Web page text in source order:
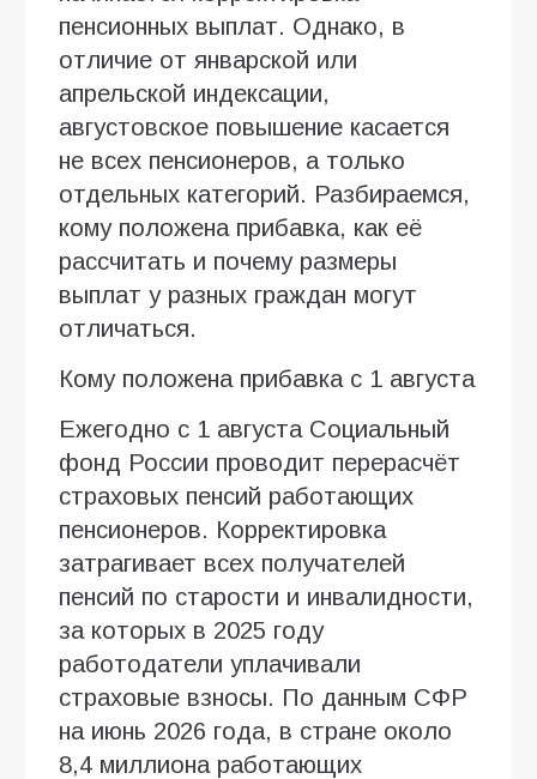
пенсионных выплат. Однако, в
отличие от январской или
апрельской индексации,
августовское повышение касается
не всех пенсионеров, а только
отдельных категорий. Разбираемся,
кому положена прибавка, как её
рассчитать и почему размеры
выплат у разных граждан могут
отличаться.
Кому положена прибавка с 1 августа
Ежегодно с 1 августа Социальный
фонд России проводит перерасчёт
страховых пенсий работающих
пенсионеров. Корректировка
затрагивает всех получателей
пенсий по старости и инвалидности,
за которых в 2025 году
работодатели уплачивали
страховые взносы. По данным СФР
на июнь 2026 года, в стране около
8,4 миллиона работающих